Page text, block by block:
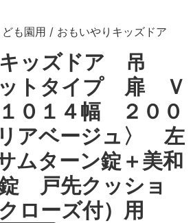
も園用 / おもいやりキッズドア
ッズドア 吊
トタイプ 扉 Ｖ
０１４幅 ２００
アベージュ〉 左
ムターン錠＋美和
戸先クッショ
ローズ付）用